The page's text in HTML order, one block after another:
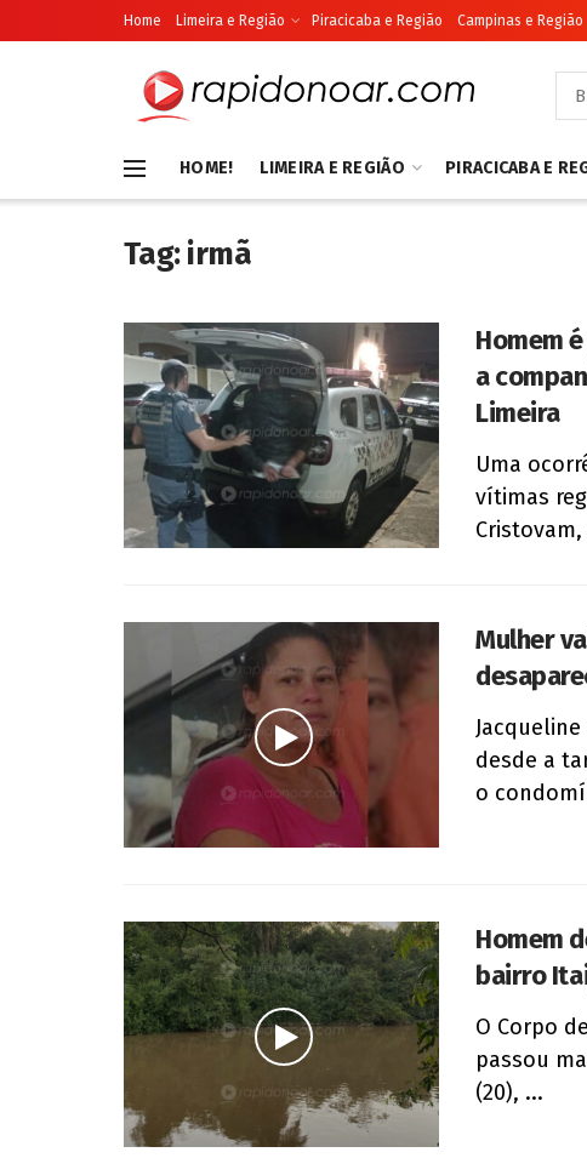
Home Limeira e Região Piracicaba e Região Campinas e Região
HOME! LIMEIRA E REGIÃO PIRACICABA E
Tag:irmã
Homem
a
Limeira
Uma
vítimas
Cristovam,
Mulher
desde a
o
Homem
bairro
O Corpo
passou
(20), ...